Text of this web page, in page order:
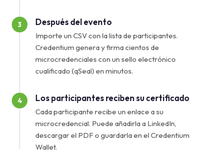
3 Después del evento
Importe un CSV con la lista de participantes.
Credentium genera y firma cientos de
microcredenciales con un sello electrónico
cualificado (qSeal) en minutos.
4 Los participantes reciben su certificado
Cada participante recibe un enlace a su
microcredencial. Puede añadirla a LinkedIn,
descargar el PDF o guardarla en el Credentium
Wallet.